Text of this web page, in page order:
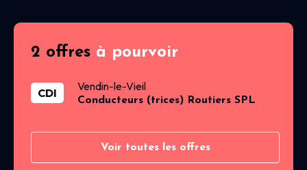
2 offres à pourvoir
CDI Vendin-le-Vieil
Conducteurs (trices) Routiers SPL
Voir toutes les offres